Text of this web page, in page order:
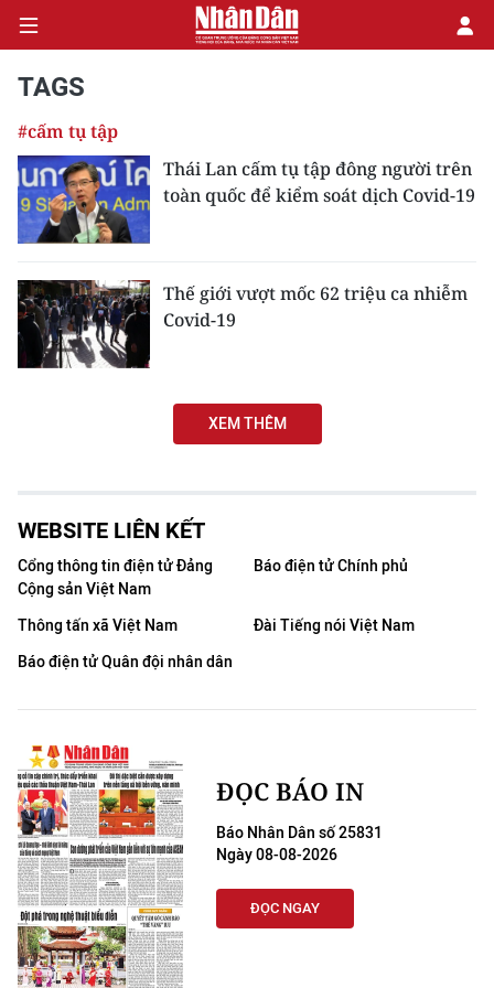
CHÍNH TRỊ
KINH TẾ
XÃ HỘI
PHÁP LUẬT
THỂ THAO
GIÁO DỤC
Y TẾ
BẠN ĐỌC
KIỂM CHỨNG THÔNG TIN
TRI THỨC CHUYÊN SÂU
54 DÂN TỘC VIỆT NAM
TAGS
#cấm tụ tập
Thái Lan cấm tụ tập đông người trên
toàn quốc để kiểm soát dịch Covid-19
Thế giới vượt mốc 62 triệu ca nhiễm
Covid-19
XEM THÊM
WEBSITE LIÊN KẾT
Cổng thông tin điện tử Đảng
Cộng sản Việt Nam
Báo điện tử Chính phủ
Thông tấn xã Việt Nam
Đài Tiếng nói Việt Nam
Báo điện tử Quân đội nhân dân
ĐỌC BÁO IN
Báo Nhân Dân số 25831
Ngày 08-08-2026
ĐỌC NGAY